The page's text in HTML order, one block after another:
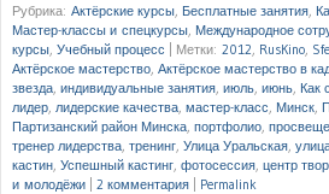
Рубрика: Актёрские курсы, Бесплатные занятия,
Мастер-классы и спецкурсы, Международное
курсы, Учебный процесс Метки: 2012, RusKino,
Актёрское мастерство, Актёрское мастерство в
звезда, индивидуальные занятия, июль, июнь, Как
лидер, лидерские качества, мастер-класс, Минск,
Партизанский район Минска, портфолио,
тренер лидерства, тренинг, Улица Уральская,
кастин, Успешный кастинг, фотосессия, центр
и молодёжи
2 комментария Permalink